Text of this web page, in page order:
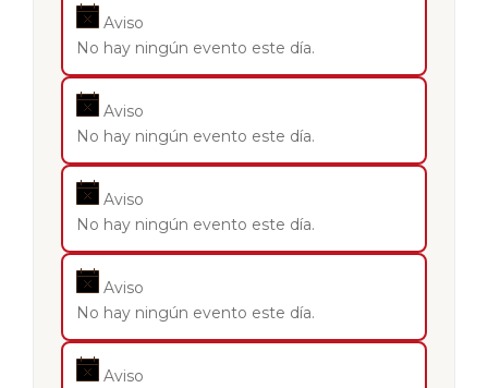
Aviso
No hay ningún evento este día.
Aviso
No hay ningún evento este día.
Aviso
No hay ningún evento este día.
Aviso
No hay ningún evento este día.
Aviso